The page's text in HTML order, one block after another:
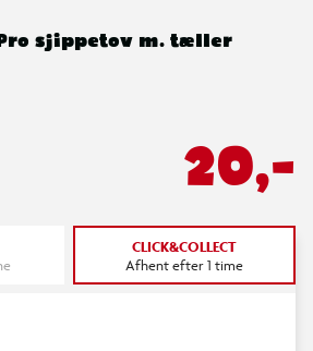
sjippetov m. tæller
20,-
CLICK&COLLECT
Afhent efter 1 time